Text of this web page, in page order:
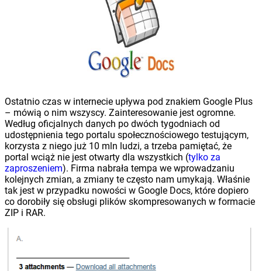
Ostatnio czas w internecie upływa pod znakiem Google Plus
– mówią o nim wszyscy. Zainteresowanie jest ogromne.
Według oficjalnych danych po dwóch tygodniach od
udostępnienia tego portalu społecznościowego testującym,
korzysta z niego już 10 mln ludzi, a trzeba pamiętać, że
portal wciąż nie jest otwarty dla wszystkich (tylko za
zaproszeniem). Firma nabrała tempa we wprowadzaniu
kolejnych zmian, a zmiany te często nam umykają. Właśnie
tak jest w przypadku nowości w Google Docs, które dopiero
co dorobiły się obsługi plików skompresowanych w formacie
ZIP i RAR.